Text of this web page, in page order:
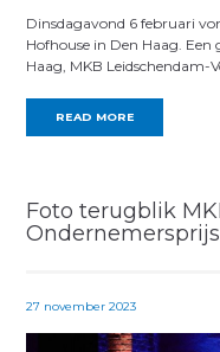
Dinsdagavond 6 februari
Hofhouse in Den Haag.
Haag, MKB Leidschendam-
READ MORE
Foto terugblik
27 november 2023